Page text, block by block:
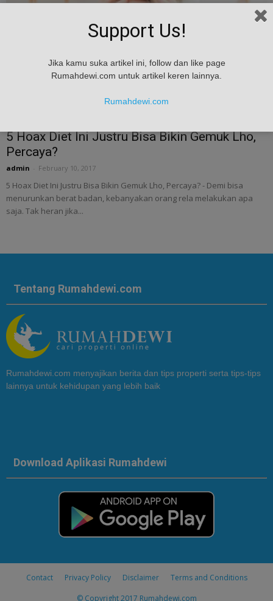
5 Hoax Diet Ini Justru Bisa Bikin Gemuk Lho,
Percaya?
admin February 10, 2017
5 Hoax Diet Ini Justru Bisa Bikin Gemuk Lho, Percaya? - Demi bisa
menurunkan berat badan, kebanyakan orang rela melakukan apa
saja. Tak heran jika...
Tentang Rumahdewi.com
Rumahdewi.com menyajikan berita dan tips properti serta tips-tips
lainnya untuk kehidupan yang lebih baik
Download Aplikasi Rumahdewi
Contact Privacy Policy Disclaimer
Terms and Conditions
© Copyright 2017 Rumahdewi.com
Support Us!
Jika kamu suka artikel ini, follow dan like page
Rumahdewi.com untuk artikel keren lainnya.
Rumahdewi.com